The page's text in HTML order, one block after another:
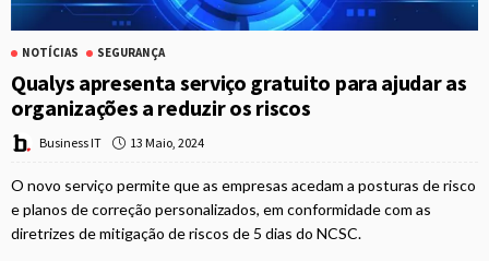
NOTÍCIAS SEGURANÇA
Qualys apresenta serviço gratuito para ajudar as
organizações a reduzir os riscos
Business IT 13 Maio, 2024
O novo serviço permite que as empresas acedam a posturas de risco
e planos de correção personalizados, em conformidade com as
diretrizes de mitigação de riscos de 5 dias do NCSC.